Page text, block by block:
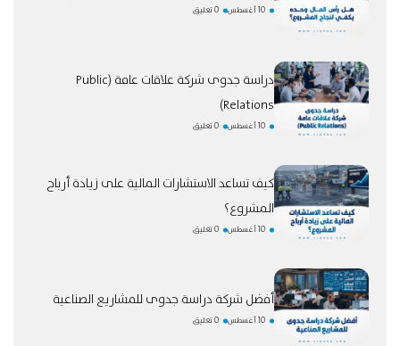
10 أغسطس 0 تعليق
دراسة جدوى شركة علاقات عامة (Public
Relations)
10 أغسطس 0 تعليق
كيف تساعد الاستشارات المالية على زيادة أرباح
المشروع؟
10 أغسطس 0 تعليق
أفضل شركة دراسة جدوى للمشاريع الصناعية
10 أغسطس 0 تعليق